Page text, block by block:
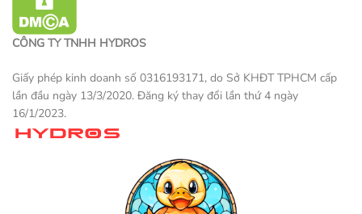
CÔNG TY TNHH HYDROS
Giấy phép kinh doanh số 0316193171, do Sở KHĐT TPHCM cấp
lần đầu ngày 13/3/2020. Đăng ký thay đổi lần thứ 4 ngày
16/1/2023.